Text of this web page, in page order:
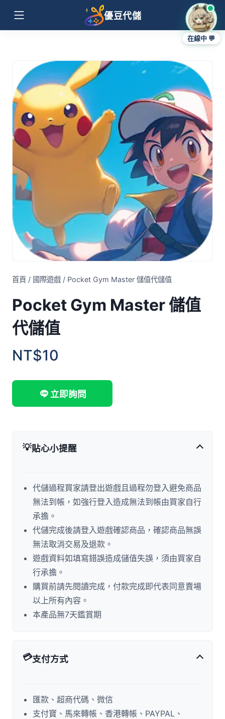
優豆代儲
首頁 / 國際遊戲 / Pocket Gym Master 儲值代儲值
Pocket Gym Master 儲值
代儲值
NT$10
立即詢問
💡貼心小提醒
代儲過程買家請登出遊戲且過程勿登入避免商品
無法到帳，如強行登入造成無法到帳由買家自行
承擔。
代儲完成後請登入遊戲確認商品，確認商品無誤
無法取消交易及退款。
遊戲資料如填寫錯誤造成儲值失誤，須由買家自
行承擔。
購買前請先閱讀完成，付款完成即代表同意賣場
以上所有內容。
本產品無7天鑑賞期
💳支付方式
匯款、超商代碼、微信
支付寶、馬來轉帳、香港轉帳、PAYPAL、
在線中 💬